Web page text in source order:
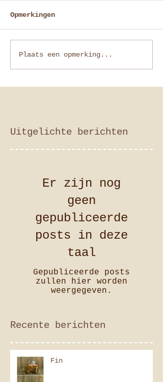
Opmerkingen
Plaats een opmerking...
Uitgelichte berichten
Er zijn nog
geen
gepubliceerde
posts in deze
taal
Gepubliceerde posts
zullen hier worden
weergegeven.
Recente berichten
Fin